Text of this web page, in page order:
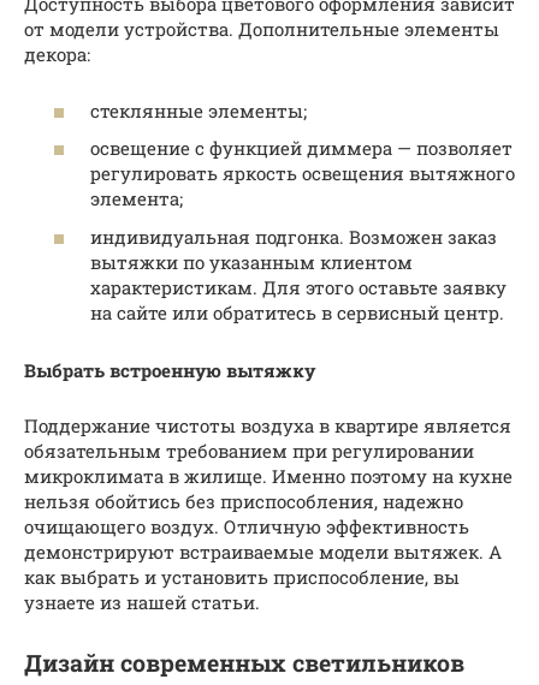
от модели устройства. Дополнительные элементы
декора:
стеклянные элементы;
освещение с функцией диммера — позволяет
регулировать яркость освещения вытяжного
элемента;
индивидуальная подгонка. Возможен заказ
вытяжки по указанным клиентом
характеристикам. Для этого оставьте заявку
на сайте или обратитесь в сервисный центр.
Выбрать встроенную вытяжку
Поддержание чистоты воздуха в квартире является
обязательным требованием при регулировании
микроклимата в жилище. Именно поэтому на кухне
нельзя обойтись без приспособления, надежно
очищающего воздух. Отличную эффективность
демонстрируют встраиваемые модели вытяжек. А
как выбрать и установить приспособление, вы
узнаете из нашей статьи.
Дизайн современных светильников